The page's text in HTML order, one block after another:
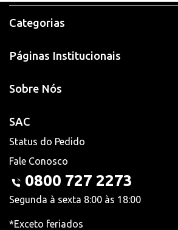
Categorias
Páginas Institucionais
Sobre Nós
SAC
Status do Pedido
Fale Conosco
0800 727 2273
Segunda à sexta 8:00 às 18:00
*Exceto feriados